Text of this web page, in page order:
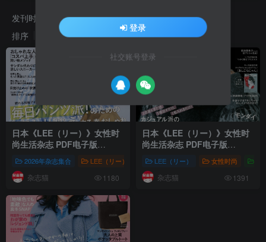
发刊时间 2026 2025 2024
2023
排序
更新 浏览 点赞 评论 随机 收藏
日本《LEE（リー）》女性时
尚生活杂志 PDF电子版
【2026年·全年订阅】
2026年杂志集合 LEE（リー） 女性时尚 # 株式会社集英社 # 女
杂志猫 1180
日本《LEE（リー）》女性时
尚生活杂志 PDF电子版
【2025年·全年订阅】
LEE（リー） 女性时尚
杂志猫 1391
登录
社交账号登录